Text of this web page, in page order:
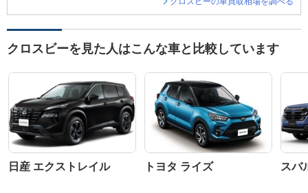
クロスビーを見た人はこんな車と比較しています
日産 エクストレイル トヨタ ライズ スバ